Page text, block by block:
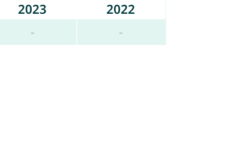
2023
2022
- -